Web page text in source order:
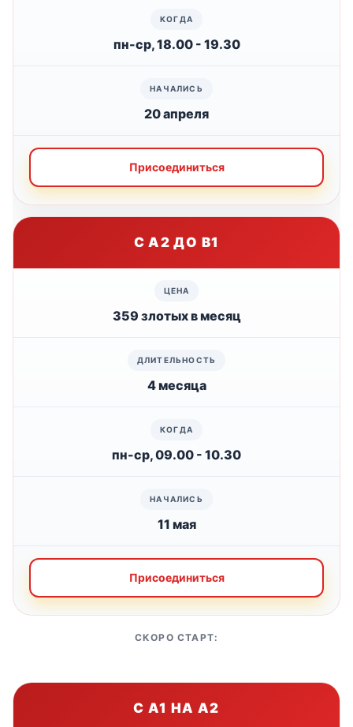
пн-ср, 18.00 - 19.30
20 апреля
Присоединиться
С A2 ДО B1
359 злотых в месяц
4 месяца
пн-ср, 09.00 - 10.30
11 мая
Присоединиться
СКОРО СТАРТ:
С А1 НА А2